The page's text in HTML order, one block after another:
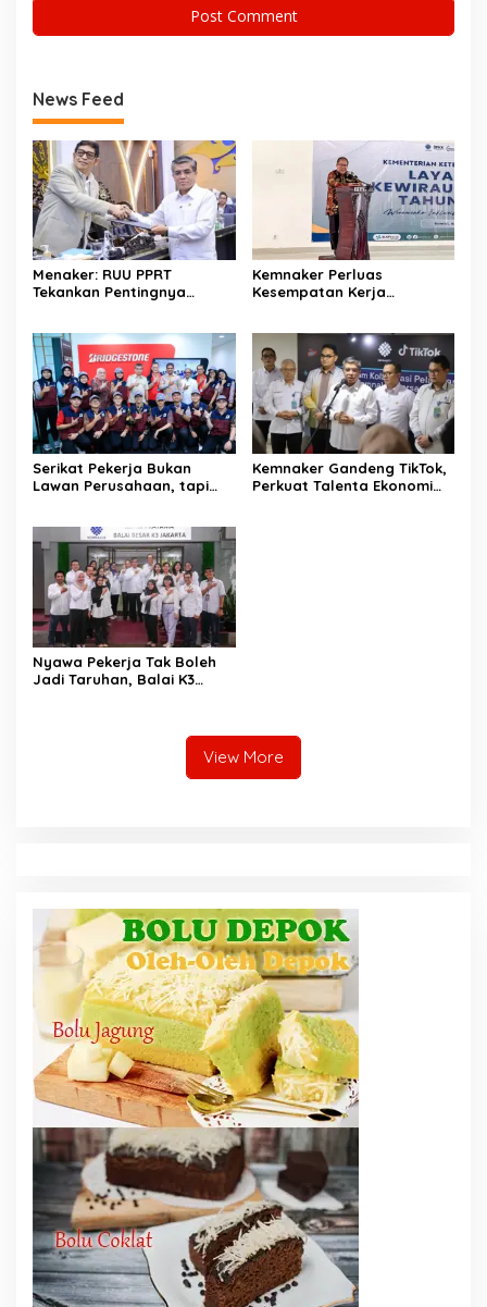
News Feed
Menaker: RUU PPRT
Tekankan Pentingnya
Kemnaker Perluas
Kesempatan Kerja
Serikat Pekerja Bukan
Lawan Perusahaan, tapi
Kemnaker Gandeng TikTok,
Perkuat Talenta Ekonomi
Nyawa Pekerja Tak Boleh
Jadi Taruhan, Balai K3
View More